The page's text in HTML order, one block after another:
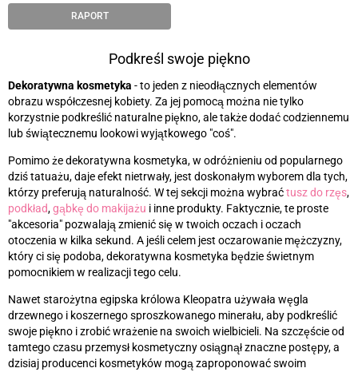
RAPORT
Podkreśl swoje piękno
Dekoratywna kosmetyka - to jeden z nieodłącznych elementów
obrazu współczesnej kobiety. Za jej pomocą można nie tylko
korzystnie podkreślić naturalne piękno, ale także dodać codziennemu
lub świątecznemu lookowi wyjątkowego "coś".
Pomimo że dekoratywna kosmetyka, w odróżnieniu od popularnego
dziś tatuażu, daje efekt nietrwały, jest doskonałym wyborem dla tych,
którzy preferują naturalność. W tej sekcji można wybraćtusz do rzęs,
podkład,gąbkę do makijażu i inne produkty. Faktycznie, te proste
"akcesoria" pozwalają zmienić się w twoich oczach i oczach
otoczenia w kilka sekund. A jeśli celem jest oczarowanie mężczyzny,
który ci się podoba, dekoratywna kosmetyka będzie świetnym
pomocnikiem w realizacji tego celu.
Nawet starożytna egipska królowa Kleopatra używała węgla
drzewnego i koszernego sproszkowanego minerału, aby podkreślić
swoje piękno i zrobić wrażenie na swoich wielbicieli. Na szczęście od
tamtego czasu przemysł kosmetyczny osiągnął znaczne postępy, a
dzisiaj producenci kosmetyków mogą zaproponować swoim